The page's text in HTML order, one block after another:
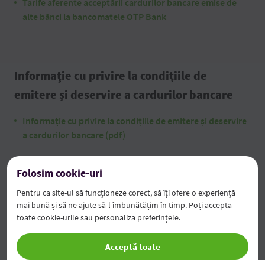
Tarife aferente acceptării cardurilor bancare emise de
alte bănci la bancomatele OTP Bank
Informaţie cu privire la condițiile de
emitere și deservire a cardurilor bancare
Informaţie cu privire la condițiile de emitere și deservire
a cardurilor bancare (pdf)
Informații cu privire la Fondul de Garantare
a Depozitelor Persoanelor Fizice
Depozitele persoanelor fizice sunt garantate până la nivelul
de acoperire în mărime de 200 000 de lei.
Folosim cookie-uri
Pentru ca site-ul să funcționeze corect, să îți ofere o experiență
mai bună și să ne ajute să-l îmbunătățim în timp. Poți accepta
toate cookie-urile sau personaliza preferințele.
Acceptă toate